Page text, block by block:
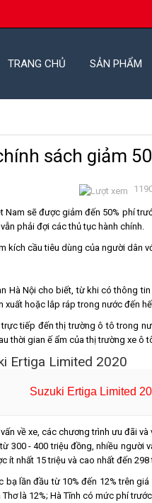
TRANG CHỦ SẢN PHẨM
sách giảm
sẽ được giảm đến 50% phí
phải đợi các thủ tục hành chính.
kích cầu tiêu dùng của người dân
Hà Nội cho biết, từ khi có thông
hoặc lắp ráp trong nước đến
tiếp đến thị trường ô tô trong
thời gian ế ẩm của thị trường xe ô
Suzuki Ertiga Limited
về xe, các chương trình ưu đãi
300 - 400 triệu đồng, nhiều
ít nhất 15 triệu và cao nhất đến 298
lần đầu từ 10% đến 12% trên
là 12%; Hà Tĩnh có mức phí